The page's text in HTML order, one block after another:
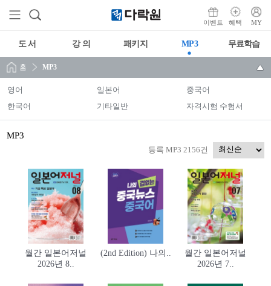
이벤트 혜택 MY
도 서 강 의 패키지 MP3 무료학습
홈 MP3
영어 일본어
중국어
한국어
기타일반 자격시험 수험서
MP3
등록 MP3 2156건
월간 일본어저널
2026년 8..
(2nd Edition) 나의..
월간 일본어저널
2026년 7..